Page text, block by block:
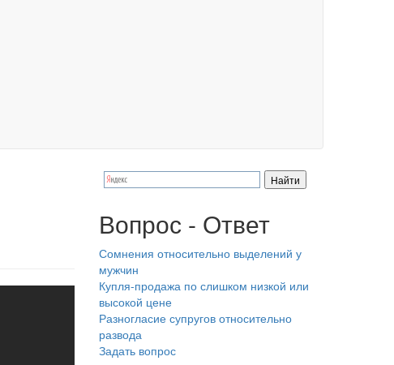
Вопрос - Ответ
Сомнения относительно выделений у
мужчин
Купля-продажа по слишком низкой или
высокой цене
Разногласие супругов относительно
развода
Задать вопрос